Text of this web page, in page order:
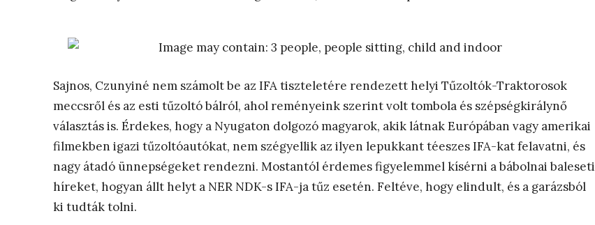
Sajnos, Czunyiné nem számolt be az IFA tiszteletére rendezett helyi Tűzoltók-Traktorosok
meccsről és az esti tűzoltó bálról, ahol reményeink szerint volt tombola és szépségkirálynő
választás is. Érdekes, hogy a Nyugaton dolgozó magyarok, akik látnak Európában vagy amerikai
filmekben igazi tűzoltóautókat, nem szégyellik az ilyen lepukkant téeszes IFA-kat felavatni, és
nagy átadó ünnepségeket rendezni. Mostantól érdemes figyelemmel kísérni a bábolnai baleseti
híreket, hogyan állt helyt a NER NDK-s IFA-ja tűz esetén. Feltéve, hogy elindult, és a garázsból
ki tudták tolni.